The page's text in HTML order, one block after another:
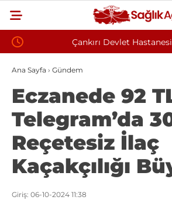
Çankırı Devlet Hastanesi’nde
İddiası: Maaş Kesme Cezası Talep
Ana Sayfa › Gündem
Eczanede 92
Telegram’da
Reçetesiz İlaç
Kaçakçılığı
Giriş: 06-10-2024 11:38